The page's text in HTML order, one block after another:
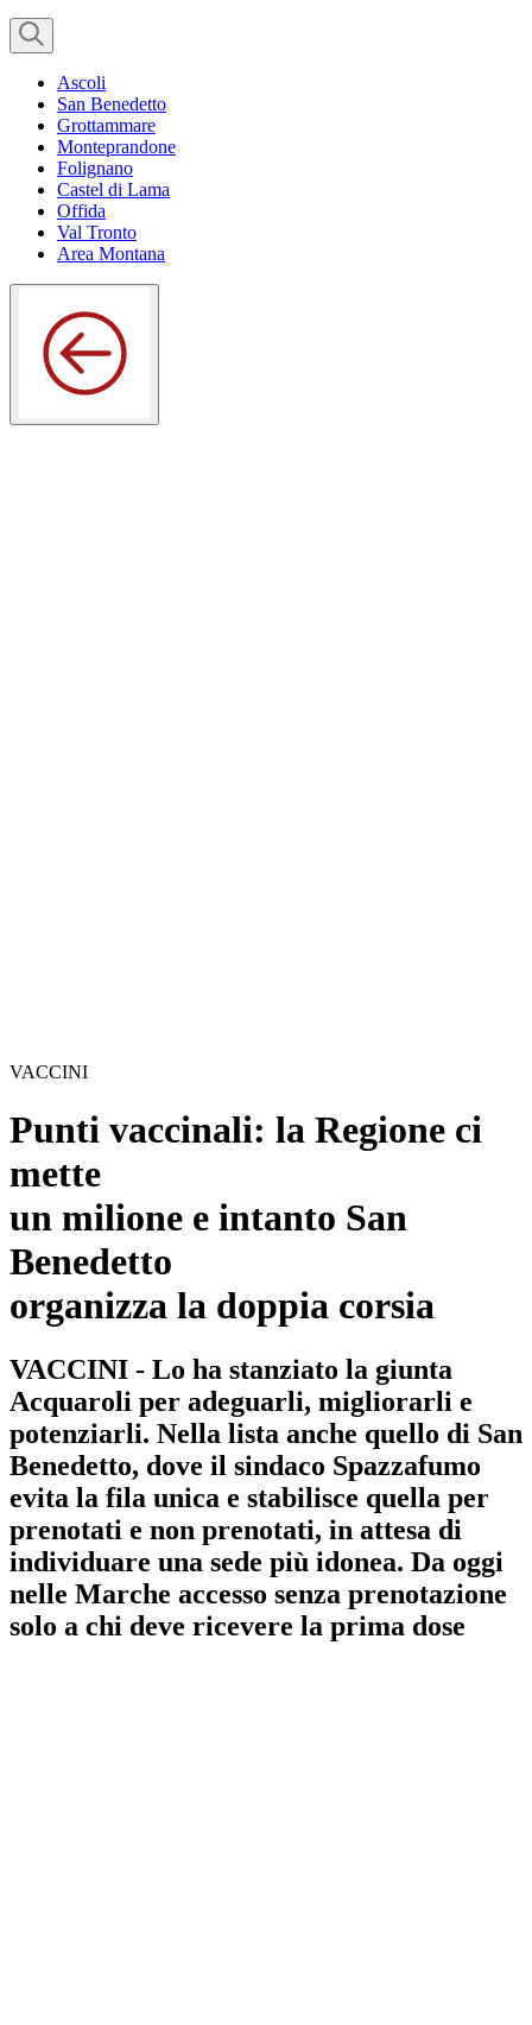
Ascoli
San Benedetto
Grottammare
Monteprandone
Folignano
Castel di Lama
Offida
Val Tronto
Area Montana
VACCINI
Punti vaccinali: la Regione ci
mette
un milione e intanto San
Benedetto
organizza la doppia corsia
VACCINI - Lo ha stanziato la giunta
Acquaroli per adeguarli, migliorarli e
potenziarli. Nella lista anche quello di San
Benedetto, dove il sindaco Spazzafumo
evita la fila unica e stabilisce quella per
prenotati e non prenotati, in attesa di
individuare una sede più idonea. Da oggi
nelle Marche accesso senza prenotazione
solo a chi deve ricevere la prima dose